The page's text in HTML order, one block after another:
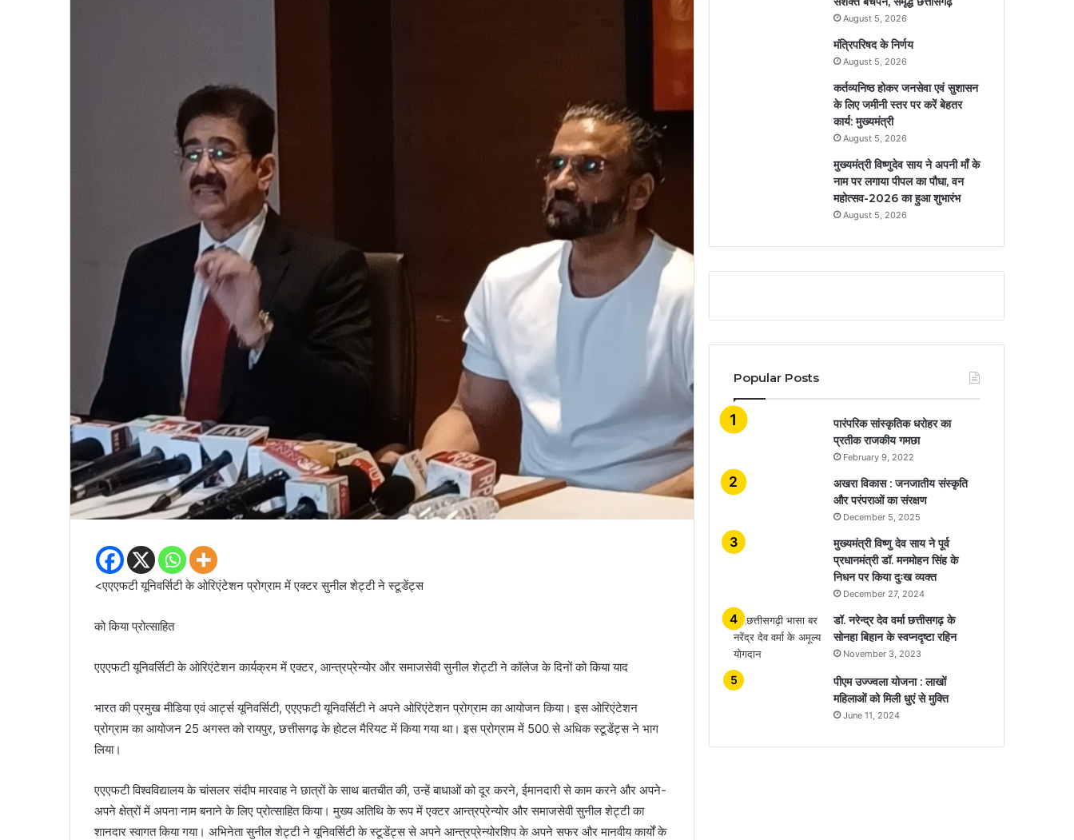
<एएएफटी यूनिवर्सिटी के ओरिएंटेशन प्रोग्राम में एक्टर सुनील शेट्टी ने स्टूडेंट्स
को किया प्रोत्साहित
एएएफटी यूनिवर्सिटी के ओरिएंटेशन कार्यक्रम में एक्टर, आन्त्रप्रेन्योर और समाजसेवी सुनील शेट्टी ने कॉलेज के दिनों को किया याद
भारत की प्रमुख मीडिया एवं आर्ट्स यूनिवर्सिटी, एएएफटी यूनिवर्सिटी ने अपने ओरिएंटेशन प्रोग्राम का आयोजन किया। इस ओरिएंटेशन
प्रोग्राम का आयोजन 25 अगस्त को रायपुर, छत्तीसगढ़ के होटल मैरियट में किया गया था। इस प्रोग्राम में 500 से अधिक स्टूडेंट्स ने भाग
लिया।
एएएफटी विश्वविद्यालय के चांसलर संदीप मारवाह ने छात्रों के साथ बातचीत की, उन्हें बाधाओं को दूर करने, ईमानदारी से काम करने और अपने-
अपने क्षेत्रों में अपना नाम बनाने के लिए प्रोत्साहित किया। मुख्य अतिथि के रूप में एक्टर आन्त्रप्रेन्योर और समाजसेवी सुनील शेट्टी का
शानदार स्वागत किया गया। अभिनेता सुनील शेट्टी ने यूनिवर्सिटी के स्टूडेंट्स से अपने आन्त्रप्रेन्योरशिप के अपने सफर और मानवीय कार्यों के
August 5, 2026
मंत्रिपरिषद के निर्णय
August 5, 2026
कर्तव्यनिष्ठ होकर जनसेवा एवं सुशासन
के लिए जमीनी स्तर पर करें बेहतर
कार्य: मुख्यमंत्री
August 5, 2026
मुख्यमंत्री विष्णुदेव साय ने अपनी माँ के
नाम पर लगाया पीपल का पौधा, वन
महोत्सव-2026 का हुआ शुभारंभ
August 5, 2026
Popular Posts
​​​​​​​पारंपरिक सांस्कृतिक धरोहर का
प्रतीक राजकीय गमछा
February 9, 2022
अखरा विकास : जनजातीय संस्कृति
और परंपराओं का संरक्षण
December 5, 2025
मुख्यमंत्री विष्णु देव साय ने पूर्व
प्रधानमंत्री डॉ. मनमोहन सिंह के
निधन पर किया दुःख व्यक्त
December 27, 2024
डॉ. नरेन्द्र देव वर्मा छत्तीसगढ़ के
सोनहा बिहान के स्वप्नदृष्टा रहिन
November 3, 2023
पीएम उज्ज्वला योजना : लाखों
महिलाओं को मिली धुएं से मुक्ति
June 11, 2024